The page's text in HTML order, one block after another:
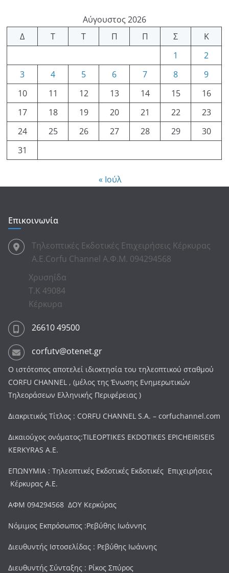
Αύγουστος 2026
Δ
Τ Τ Π Π Σ
Κ
1
2
3
4 5 6 7 8
9
10
11 12 13 14 15
16
17
18 19 20 21 22
23
24
25 26 27 28 29
30
31
« Ιούλ
Επικοινωνία
Τηλεοπτικές Εκδοτικές Επιχειρήσεις Κέρκυρας
Α.Ε.Corfu Channel Α.Φ.Μ. 094294568
Χρυσηίδα
Τ.Κ 49084
Κέρκυρα
26610 49500
corfutv@otenet.gr
Ο ιστότοπος αποτελεί ιδιοκτησία του τηλεοπτικού σταθμού
CORFU CHANNEL , (μέλος της Ένωσης Ενημερωτικών
Τηλεοράσεων Ελληνικής Περιφέρειας )
Διακριτικός Τίτλος : CORFU CHANNEL S.A. – corfuchannel.com
Δικαιούχος ονόματος:TILEOPTIKES EKDOTIKES EPICHEIRISEIS
KERKYRAS A.E.
ΕΠΩΝΥΜΙΑ : Τηλεοπτικές Εκδοτικές Εκδοτικές Επιχειρήσεις
Κέρκυρας Α.Ε.
ΑΦΜ 094294568 ΔΟΥ Κερκύρας
Νόμιμος Εκπρόσωπος :Ρεβύθης Ιωάννης
Διευθυντής Ιστοσελίδας : Ρεβύθης Ιωάννης
Διευθυντής Σύνταξης : Ρίκος Σπύρος